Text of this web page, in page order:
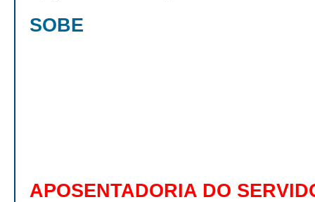
SOBE
APOSENTADORIA DO